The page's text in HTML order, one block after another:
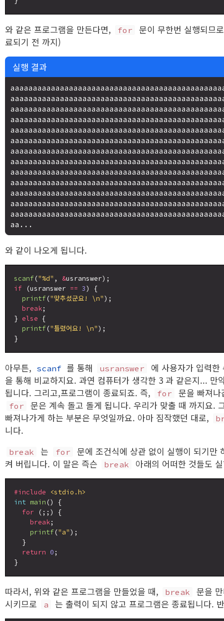
와 같은 프로그램을 만든다면, for
문이 무한번 실행되므
료되기 전 까지)
실행 결과
와 같이 나오게 됩니다.
scanf ("%d" , &
if (usranswer == 3) {
printf ("맞추셨군요! \n");
break;
} else {
printf ("틀렸어요! \n");
아무튼, scanf 를 통해 usranswer
에 사용자가 입력
을 통해 비교하지요. 과연 컴퓨터가 생각한 3 과 같은지...
됩니다. 그리고,프로그램이 종료되죠. 즉,
for 문을 빠져
for
문은 계속 돌고 돌게 됩니다. 우리가 맞출 때 까지요.
빠져나가게 하는 부분은 무엇일까요. 아마 짐작했던 대로,
니다.
break 는 for
문에 조건식에 상관 없이 실행이 되기만
켜 버립니다. 이 말은 즉슨
break 아래의 어떠한 것들도
#include
<stdio.h>
int main () {
for (;;) {
break;
printf ("a");
  }
return 0 ;
따라서, 위와 같은 프로그램을 만들었을 때, break
문을
시키므로
a 는 출력이 되지 않고 프로그램은 종료됩니다.